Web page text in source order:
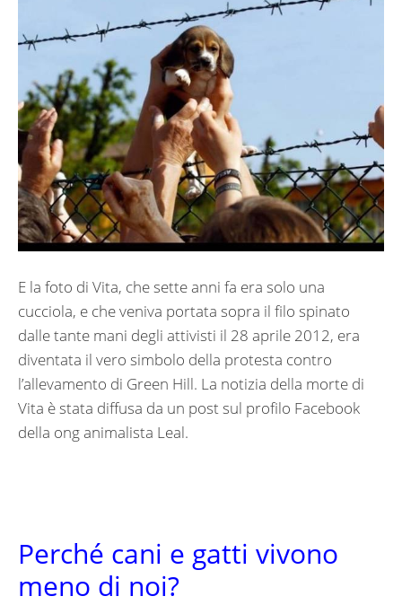
E la foto di Vita, che sette anni fa era solo una
cucciola, e che veniva portata sopra il filo spinato
dalle tante mani degli attivisti il 28 aprile 2012, era
diventata il vero simbolo della protesta contro
l’allevamento di Green Hill. La notizia della morte di
Vita è stata diffusa da un post sul profilo Facebook
della ong animalista Leal.
Perché cani e gatti vivono
meno di noi?